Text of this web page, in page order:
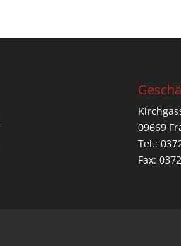
09669
Tel.:
Fax: